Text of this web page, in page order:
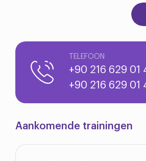
TELEFOON
+90 216 629 01
+90 216 629 01
Aankomende trainingen